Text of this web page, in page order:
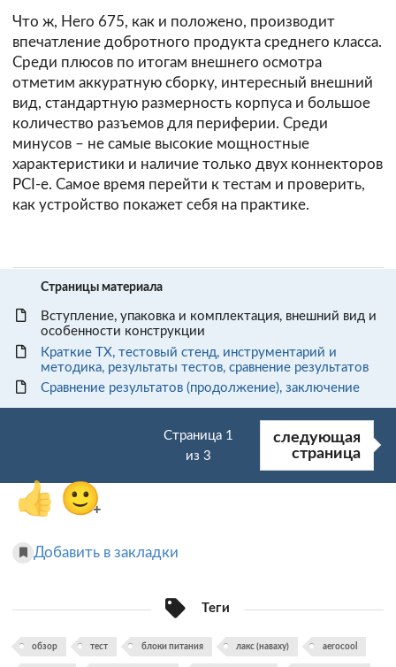
Что ж, Hero 675, как и положено, производит
впечатление добротного продукта среднего класса.
Среди плюсов по итогам внешнего осмотра
отметим аккуратную сборку, интересный внешний
вид, стандартную размерность корпуса и большое
количество разъемов для периферии. Среди
минусов – не самые высокие мощностные
характеристики и наличие только двух коннекторов
PCI-e. Самое время перейти к тестам и проверить,
как устройство покажет себя на практике.
Страницы материала
Вступление, упаковка и комплектация, внешний вид и
особенности конструкции
Краткие ТХ, тестовый стенд, инструментарий и
методика, результаты тестов, сравнение результатов
Сравнение результатов (продолжение), заключение
Страница 1
из 3
следующая
страница
👍 🙂+
Добавить в закладки
Теги
обзор тест блоки питания лакс (наваху) aerocool